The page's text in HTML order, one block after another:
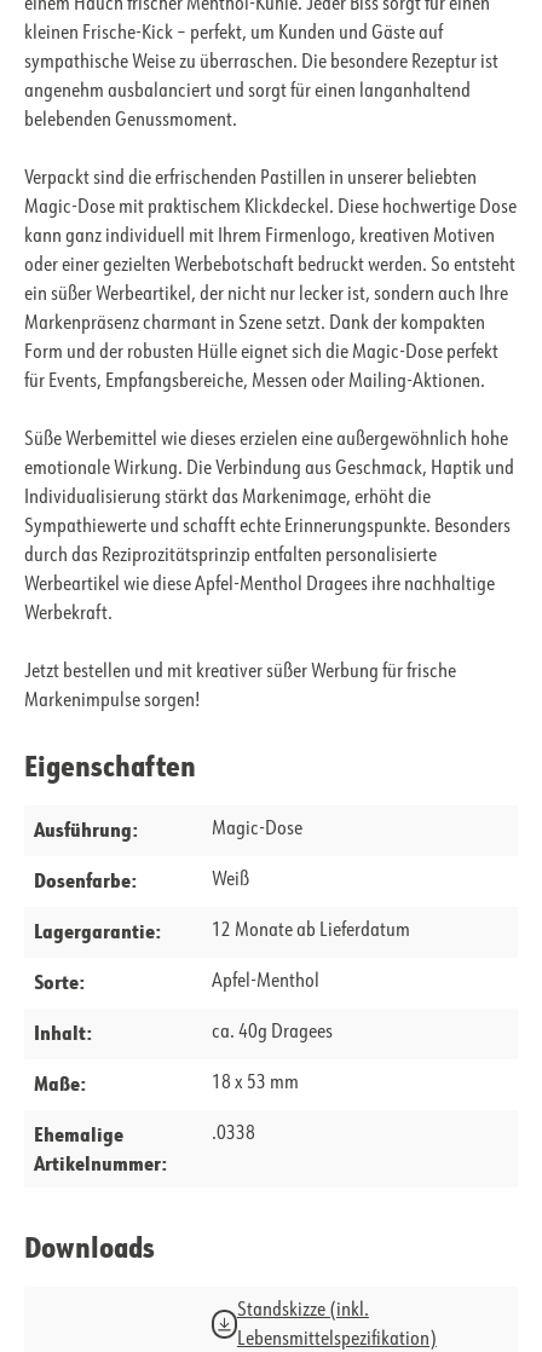
einem Hauch frischer Menthol-Kühle. Jeder Biss sorgt für einen
kleinen Frische-Kick – perfekt, um Kunden und Gäste auf
sympathische Weise zu überraschen. Die besondere Rezeptur ist
angenehm ausbalanciert und sorgt für einen langanhaltend
belebenden Genussmoment.
Verpackt sind die erfrischenden Pastillen in unserer beliebten
Magic-Dose mit praktischem Klickdeckel. Diese hochwertige Dose
kann ganz individuell mit Ihrem Firmenlogo, kreativen Motiven
oder einer gezielten Werbebotschaft bedruckt werden. So entsteht
ein süßer Werbeartikel, der nicht nur lecker ist, sondern auch Ihre
Markenpräsenz charmant in Szene setzt. Dank der kompakten
Form und der robusten Hülle eignet sich die Magic-Dose perfekt
für Events, Empfangsbereiche, Messen oder Mailing-Aktionen.
Süße Werbemittel wie dieses erzielen eine außergewöhnlich hohe
emotionale Wirkung. Die Verbindung aus Geschmack, Haptik und
Individualisierung stärkt das Markenimage, erhöht die
Sympathiewerte und schafft echte Erinnerungspunkte. Besonders
durch das Reziprozitätsprinzip entfalten personalisierte
Werbeartikel wie diese Apfel-Menthol Dragees ihre nachhaltige
Werbekraft.
Jetzt bestellen und mit kreativer süßer Werbung für frische
Markenimpulse sorgen!
Eigenschaften
Ausführung: Magic-Dose
Dosenfarbe: Weiß
Lagergarantie: 12 Monate ab Lieferdatum
Sorte: Apfel-Menthol
Inhalt: ca. 40g Dragees
Maße: 18 x 53 mm
Ehemalige
Artikelnummer:
.0338
Downloads
Standskizze (inkl.
Lebensmittelspezifikation)